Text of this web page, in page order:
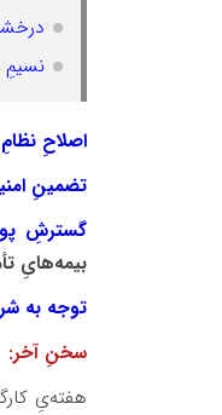
نسیمِ
اصلاحِ
تضمینِ
گسترشِ
بیمه‌هایِ
توجه به
سخنِ آخر:
هفته‌یِ